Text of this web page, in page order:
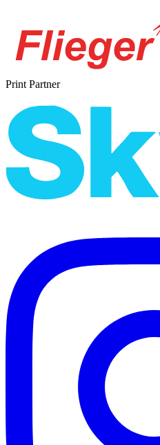
Print Partner